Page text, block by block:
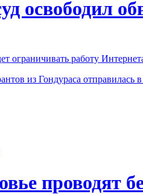
освободил
ограничивать работу
из Гондураса
проводят